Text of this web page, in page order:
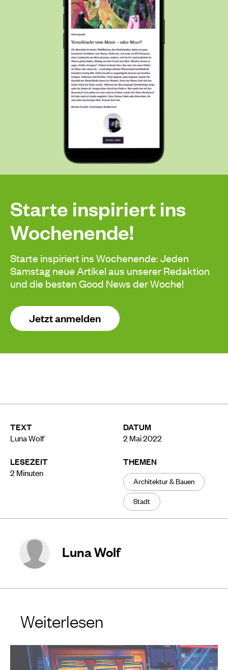
TEXT
Luna Wolf
LESEZEIT
2 Minuten
DATUM
2 Mai 2022
THEMEN
Architektur & Bauen
Stadt
Starte inspiriert ins
Wochenende!
Starte inspiriert ins Wochenende: Jeden
Samstag neue Artikel aus unserer Redaktion
und die besten Good News der Woche!
Jetzt anmelden
Luna Wolf
Weiterlesen